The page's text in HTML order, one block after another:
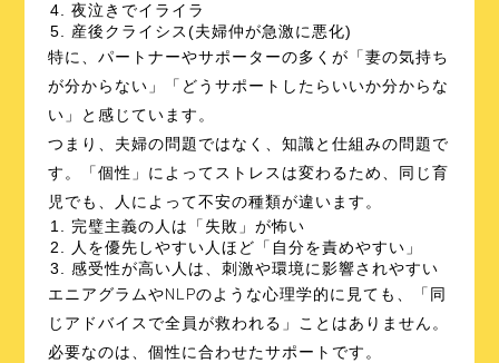
夜泣きでイライラ
産後クライシス(夫婦仲が急激に悪化)
特に、パートナーやサポーターの多くが「妻の気持ち
が分からない」「どうサポートしたらいいか分からな
い」と感じています。
つまり、夫婦の問題ではなく、知識と仕組みの問題で
す。「個性」によってストレスは変わるため、同じ育
児でも、人によって不安の種類が違います。
完璧主義の人は「失敗」が怖い
人を優先しやすい人ほど「自分を責めやすい」
感受性が高い人は、刺激や環境に影響されやすい
エニアグラムやNLPのような心理学的に見ても、「同
じアドバイスで全員が救われる」ことはありません。
必要なのは、個性に合わせたサポートです。